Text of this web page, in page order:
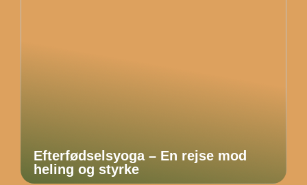
Efterfødselsyoga – En rejse mod
heling og styrke